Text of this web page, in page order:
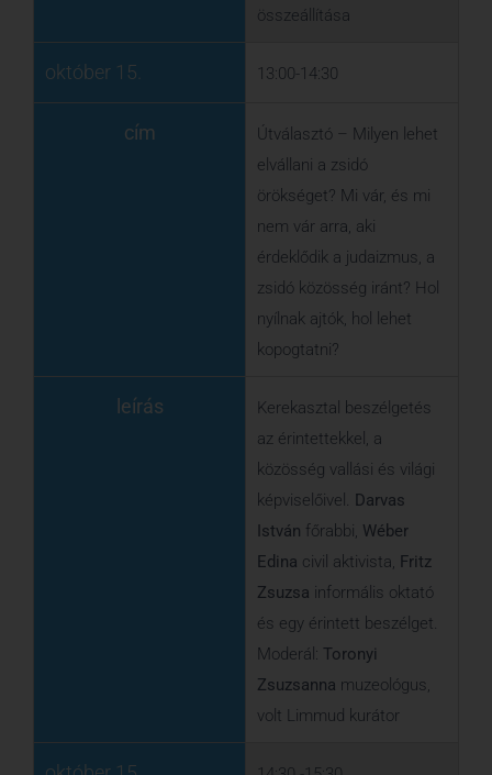
zsidó közösség iránt? Hol
kopogtatni?
leírás
Kerekasztal beszélgetés
az érintettekkel, a
közösség vallási és világi
képviselőivel. Darvas
Istvánfőrabbi,Wéber
Edina civil aktivista,Fritz
Zsuzsa informális oktató
és egy érintett beszélget.
Zsuzsannamuzeológus,
volt Limmud kurátor
14:30 -15:30
Kaleidoszkóp 1.
- Szavainkról: Ez neked
héberül van?
Leírás
Kaleidoszkóp 1.